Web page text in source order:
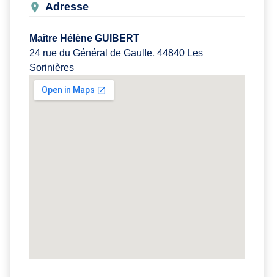
Adresse
Maître Hélène GUIBERT
24 rue du Général de Gaulle, 44840 Les
Sorinières